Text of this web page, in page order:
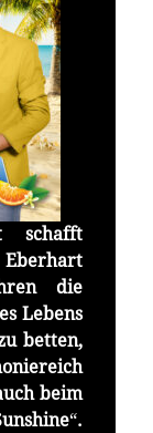
schafft
Eberhart
die
Lebens
betten,
beim
“.